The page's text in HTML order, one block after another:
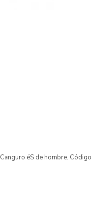
Canguro éS de hombre.